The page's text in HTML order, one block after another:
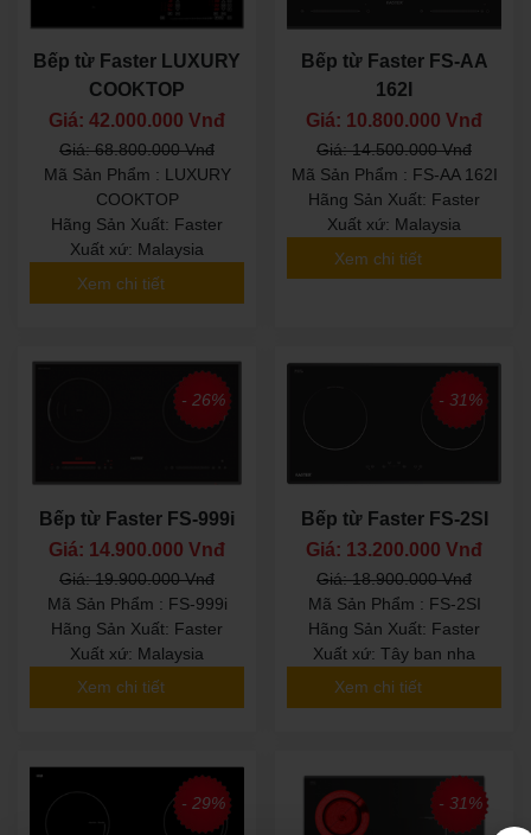
Bếp từ Faster LUXURY
COOKTOP
Giá: 42.000.000 Vnđ
Giá: 68.800.000 Vnđ
Mã Sản Phẩm : LUXURY
COOKTOP
Hãng Sản Xuất: Faster
Xuất xứ: Malaysia
Xem chi tiết
Bếp từ Faster FS-AA
162I
Giá: 10.800.000 Vnđ
Giá: 14.500.000 Vnđ
Mã Sản Phẩm : FS-AA 162I
Hãng Sản Xuất: Faster
Xuất xứ: Malaysia
Xem chi tiết
- 26%
Bếp từ Faster FS-999i
Giá: 14.900.000 Vnđ
Giá: 19.900.000 Vnđ
Mã Sản Phẩm : FS-999i
Hãng Sản Xuất: Faster
Xuất xứ: Malaysia
Xem chi tiết
- 31%
Bếp từ Faster FS-2SI
Giá: 13.200.000 Vnđ
Giá: 18.900.000 Vnđ
Mã Sản Phẩm : FS-2SI
Hãng Sản Xuất: Faster
Xuất xứ: Tây ban nha
Xem chi tiết
- 29% - 31%